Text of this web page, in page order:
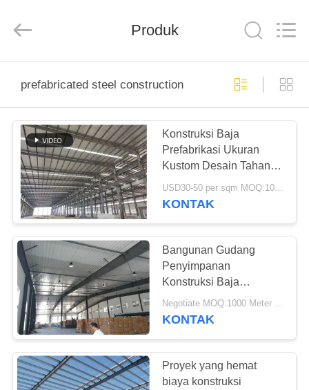
PRODUK
VIDEO
PERTUNJUKAN
VR
TENTANG
KAMI
TUR
PABRIK
Ltd..
Produk
prefabricated steel construction
Konstruksi Baja
Prefabrikasi Ukuran
Kustom Desain Tahan
Angin Tinggi
USD30-50 per sqm MOQ:1000 meter persegi
KONTAK
Bangunan Gudang
Penyimpanan
Konstruksi Baja
Pracetak Tahan Api
dengan Kekuatan Tinggi
Negotiate MOQ:1000 Meter persegi
KONTAK
Proyek yang hemat
biaya konstruksi